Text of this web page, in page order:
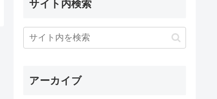
サイト内検索
アーカイブ